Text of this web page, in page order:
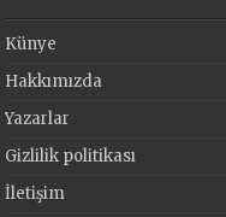
Künye
Hakkımızda
Yazarlar
Gizlilik politikası
İletişim